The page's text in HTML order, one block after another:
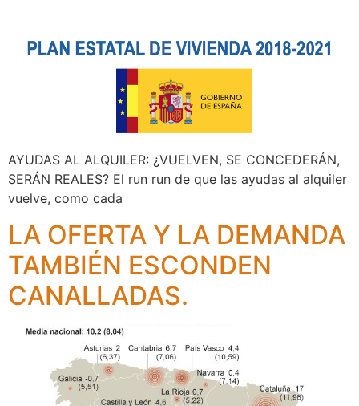
AYUDAS AL ALQUILER: ¿VUELVEN, SE CONCEDERÁN,
SERÁN REALES? El run run de que las ayudas al alquiler
vuelve, como cada
LA OFERTA Y LA DEMANDA
TAMBIÉN ESCONDEN
CANALLADAS.